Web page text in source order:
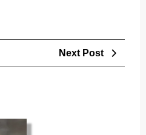
Next Post